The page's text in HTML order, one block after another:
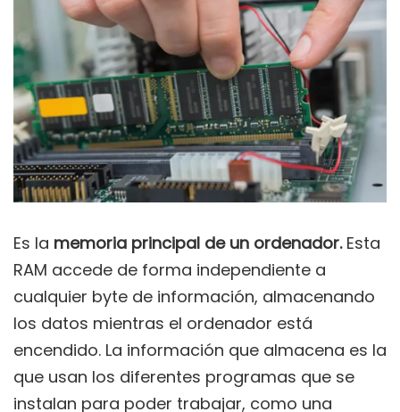
Es la memoria principal de un ordenador.Esta
RAM accede de forma independiente a
cualquier byte de información, almacenando
los datos mientras el ordenador está
encendido. La información que almacena es la
que usan los diferentes programas que se
instalan para poder trabajar, como una